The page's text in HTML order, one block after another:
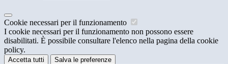
Cookie necessari per il funzionamento
I cookie necessari per il funzionamento non possono essere
disabilitati. È possibile consultare l'elenco nella pagina della cookie
policy.
Accetta tutti Salva le preferenze